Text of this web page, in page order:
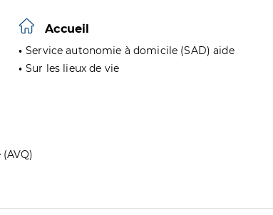
Accueil
Service autonomie à domicile (SAD) aide
Sur les lieux de vie